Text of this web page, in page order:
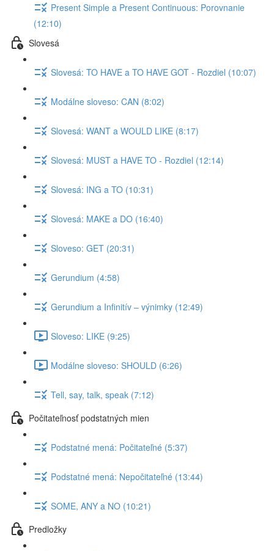
Present Simple a Present Continuous: Porovnanie
(12:10)
Slovesá
Slovesá: TO HAVE a TO HAVE GOT - Rozdiel (10:07)
Modálne sloveso: CAN (8:02)
Slovesá: WANT a WOULD LIKE (8:17)
Slovesá: MUST a HAVE TO - Rozdiel (12:14)
Slovesá: ING a TO (10:31)
Slovesá: MAKE a DO (16:40)
Sloveso: GET (20:31)
Gerundium (4:58)
Gerundium a Infinitív – výnimky (12:49)
Sloveso: LIKE (9:25)
Modálne sloveso: SHOULD (6:26)
Tell, say, talk, speak (7:12)
Počitateľnosť podstatných mien
Podstatné mená: Počitateľné (5:37)
Podstatné mená: Nepočitateľné (13:44)
SOME, ANY a NO (10:21)
Predložky